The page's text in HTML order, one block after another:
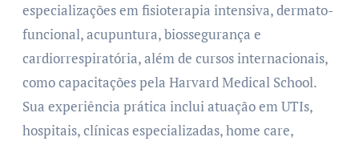
especializações em fisioterapia intensiva, dermato-
funcional, acupuntura, biossegurança e
cardiorrespiratória, além de cursos internacionais,
como capacitações pela Harvard Medical School.
Sua experiência prática inclui atuação em UTIs,
hospitais, clínicas especializadas, home care,